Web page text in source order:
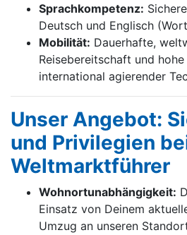
Sprachkompetenz:
Deutsch und Englisch
Mobilität: Dauerhafte,
Reisebereitschaft und
international agierender
Unser Angebot:
und Privilegien
Weltmarktführer
Wohnortunabhängigkeit:
Einsatz von Deinem
Umzug an unseren